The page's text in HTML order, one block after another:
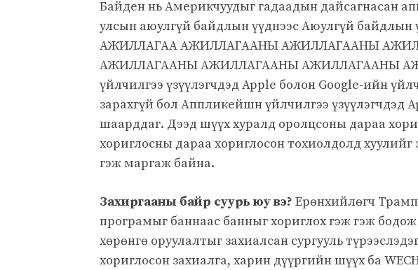
Байден нь Америкчуудыг гадаадын дайсагнасан
улсын аюулгүй байдлын үүднээс Аюулгүй байдлын
АЖИЛЛАГАА АЖИЛЛАГААНЫ АЖИЛЛАГААНЫ
АЖИЛЛАГААНЫ АЖИЛЛАГААНЫ АЖИЛЛАГААНЫ
үйлчилгээ үзүүлэгчдэд Apple болон Google-ийн
зарахгүй бол Аппликейшн үйлчилгээ үзүүлэгчдэд
шаарддаг. Дээд шүүх хуралд оролцсоны дараа
хориглосны дараа хориглосон тохиолдолд хуулийг
гэж маргаж байна.
Захиргааны байр суурь юу вэ? Ерөнхийлөгч
програмыг баннаас банныг хориглох гэж гэж
хөрөнгө оруулалтыг захиалсан сургууль
хориглосон захиалга, харин дүүргийн шүүх ба